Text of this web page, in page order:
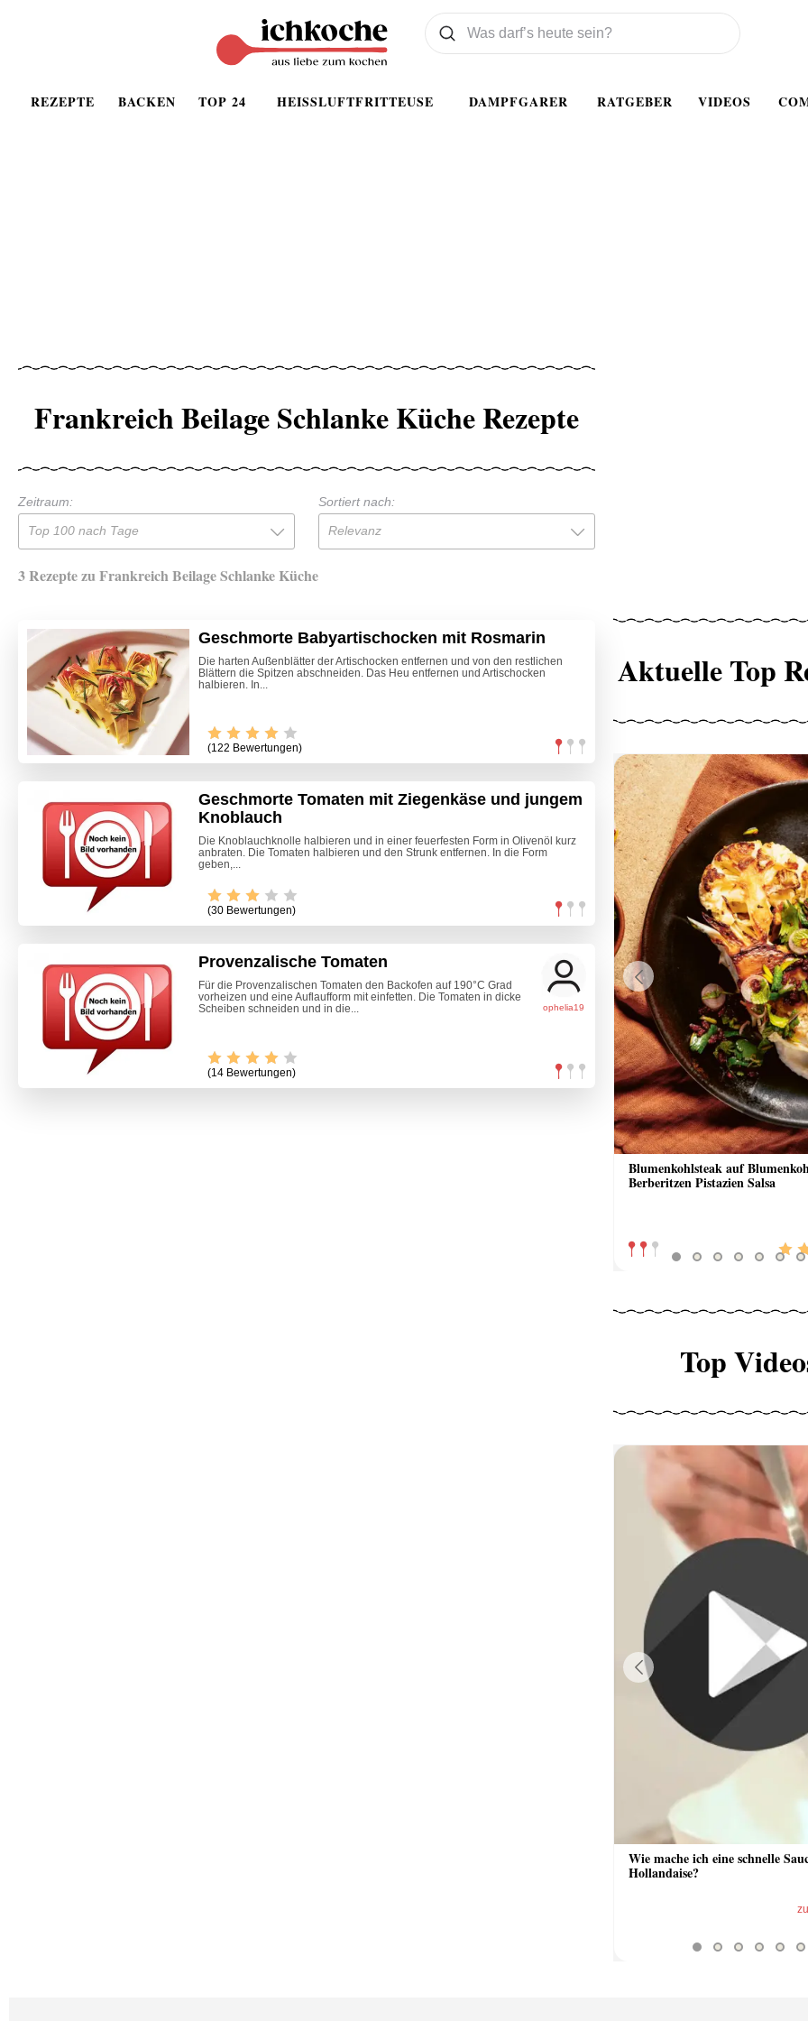
REZEPTE BACKEN TOP 24 HEISSLUFTFRITTEUSE DAMPFGARER RATGEBER VIDEOS
Was wollen Sie suchen
Suchen
Frankreich Beilage Schlanke Küche Rezepte
Zeitraum:
Top 100 nach Tage
Sortiert nach:
Relevanz
3 Rezepte zu Frankreich Beilage Schlanke Küche
Geschmorte Babyartischocken mit Rosmarin
Die harten Außenblätter der Artischocken entfernen und von den restlichen
Blättern die Spitzen abschneiden. Das Heu entfernen und Artischocken
halbieren. In...
(122 Bewertungen)
Geschmorte Tomaten mit Ziegenkäse und jungem
Knoblauch
Die Knoblauchknolle halbieren und in einer feuerfesten Form in Olivenöl kurz
anbraten. Die Tomaten halbieren und den Strunk entfernen. In die Form
geben,...
(30 Bewertungen)
ophelia19
Provenzalische Tomaten
Für die Provenzalischen Tomaten den Backofen auf 190°C Grad
vorheizen und eine Auflaufform mit einfetten. Die Tomaten in dicke
Scheiben schneiden und in die...
(14 Bewertungen)
Aktuelle Top
Blumenkohlsteak auf
Berberitzen Pistazien Salsa
Previous
Top
Wie mache ich eine schnelle
Hollandaise?
Previous